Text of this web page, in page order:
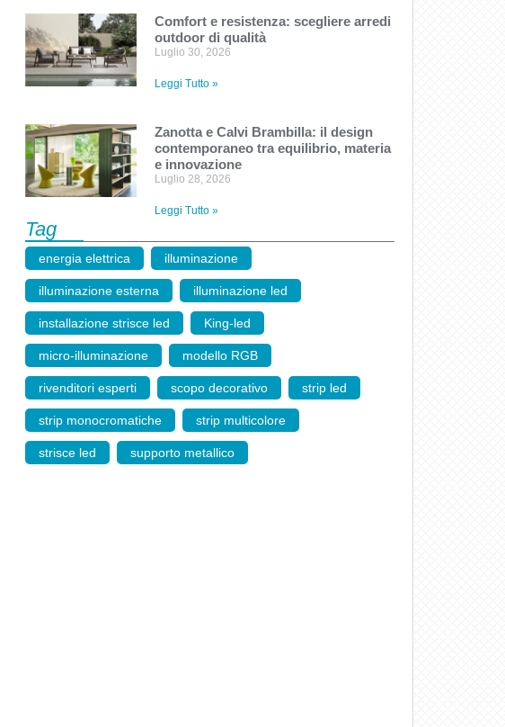
Comfort e resistenza: scegliere arredi
outdoor di qualità
Luglio 30, 2026
Leggi Tutto »
Zanotta e Calvi Brambilla: il design
contemporaneo tra equilibrio, materia
e innovazione
Luglio 28, 2026
Leggi Tutto »
Tag
energia elettrica illuminazione
illuminazione esterna illuminazione led
installazione strisce led King-led
micro-illuminazione modello RGB
rivenditori esperti scopo decorativo strip led
strip monocromatiche strip multicolore
strisce led supporto metallico